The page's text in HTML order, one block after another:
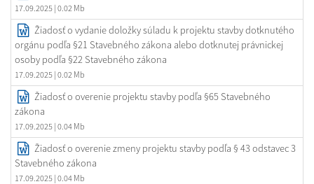
17.09.2025 | 0.02 Mb
Žiadosť o vydanie doložky súladu k projektu stavby dotknutého
orgánu podľa §21 Stavebného zákona alebo dotknutej právnickej
osoby podľa §22 Stavebného zákona
17.09.2025 | 0.02 Mb
Žiadosť o overenie projektu stavby podľa §65 Stavebného
zákona
17.09.2025 | 0.04 Mb
Žiadosť o overenie zmeny projektu stavby podľa § 43 odstavec 3
Stavebného zákona
17.09.2025 | 0.04 Mb